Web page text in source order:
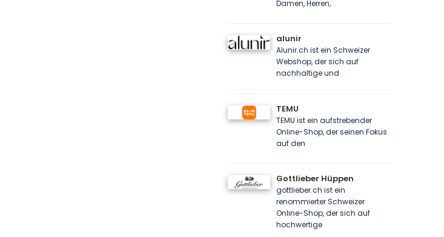
Damen, Herren,
alunir
Alunir.ch ist ein Schweizer
Webshop, der sich auf
nachhaltige und
TEMU
TEMU ist ein aufstrebender
Online-Shop, der seinen Fokus
auf den
Gottlieber Hüppen
gottlieber.ch ist ein
renommierter Schweizer
Online-Shop, der sich auf
hochwertige